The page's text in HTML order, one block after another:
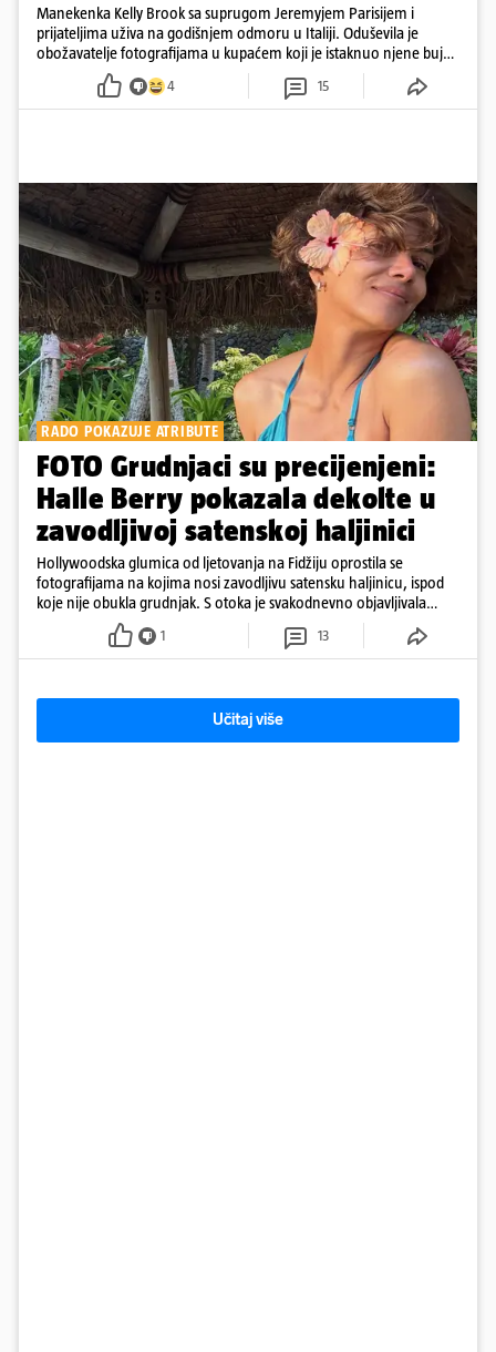
Manekenka Kelly Brook sa suprugom Jeremyjem Parisijem i
prijateljima uživa na godišnjem odmoru u Italiji. Oduševila je
obožavatelje fotografijama u kupaćem koji je istaknuo njene bujne
4 15
RADO POKAZUJE ATRIBUTE
FOTO Grudnjaci su precijenjeni:
Halle Berry pokazala dekolte u
zavodljivoj satenskoj haljinici
Hollywoodska glumica od ljetovanja na Fidžiju oprostila se
fotografijama na kojima nosi zavodljivu satensku haljinicu, ispod
koje nije obukla grudnjak. S otoka je svakodnevno objavljivala
fotografije u kupaćem
1 13
Učitaj više